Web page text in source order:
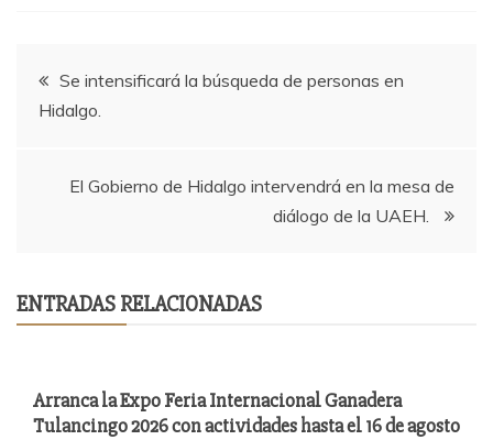
Navegación
de
entradas
Se intensificará la búsqueda de personas en
Hidalgo.
El Gobierno de Hidalgo intervendrá en la mesa de
diálogo de la UAEH.
ENTRADAS RELACIONADAS
Arranca la Expo Feria Internacional Ganadera
Tulancingo 2026 con actividades hasta el 16 de agosto